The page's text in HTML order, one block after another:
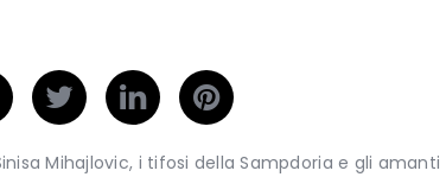
Mihajlovic, i tifosi della Sampdoria e gli amanti